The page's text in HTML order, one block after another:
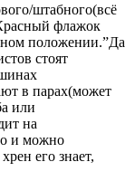
штабного(всё
флажок
положении.”Да
стоят
в парах(может
или
на
и можно
его знает,